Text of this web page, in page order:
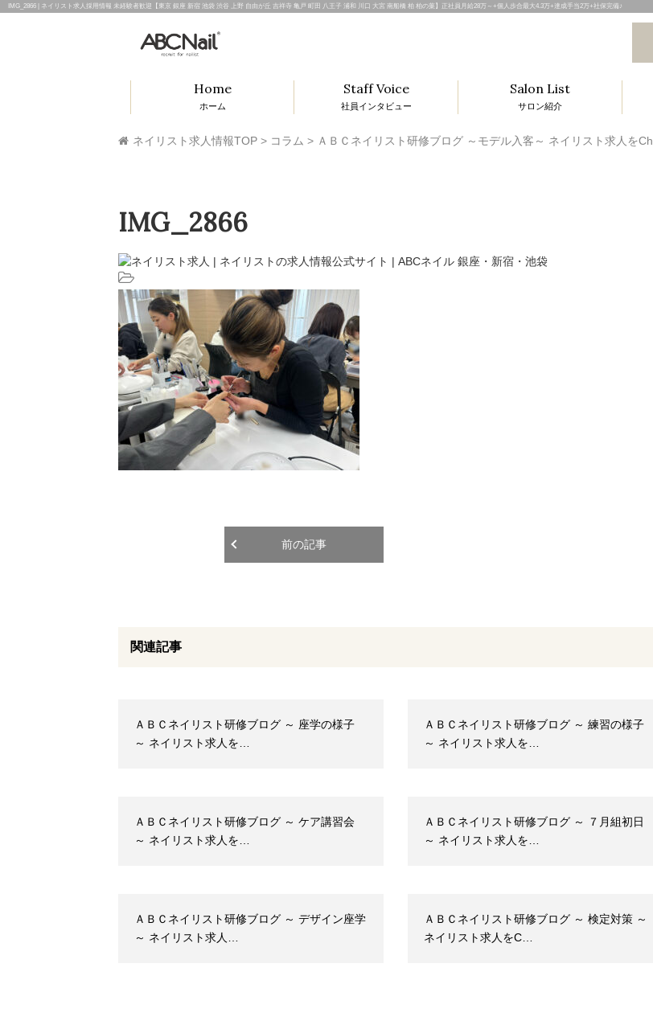
IMG_2866 | ネイリスト求人採用情報 未経験者歓迎【東京 銀座 新宿 池袋 渋谷 上野 自由が丘 吉祥寺 亀戸 町田 八王子 浦和 川口 大宮 南船橋 柏 柏の葉】正社員月給28万～+個人歩合最大4.3万+達成手当2万+社保完備♪
Home
ホーム
Staff Voice
社員インタビュー
Salon List
サロン紹介
ネイリスト求人情報TOP > コラム > ＡＢＣネイリスト研修ブログ ～モデル入客～ ネイリスト求人を
IMG_2866
前の記事
関連記事
ＡＢＣネイリスト研修ブログ ～ 座学の様子
～ ネイリスト求人を…
ＡＢＣネイリスト研修ブログ ～ 練習の様子
～ ネイリスト求人を…
ＡＢＣネイリスト研修ブログ ～ ケア講習会
～ ネイリスト求人を…
ＡＢＣネイリスト研修ブログ ～ ７月組初日
～ ネイリスト求人を…
ＡＢＣネイリスト研修ブログ ～ デザイン座学
～ ネイリスト求人…
ＡＢＣネイリスト研修ブログ ～ 検定対策 ～
ネイリスト求人をC…